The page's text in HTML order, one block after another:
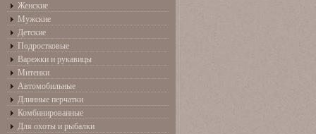
Женские
Мужские
Детские
Подростковые
Варежки и рукавицы
Митенки
Автомобильные
Длинные перчатки
Комбинированные
Для охоты и рыбалки